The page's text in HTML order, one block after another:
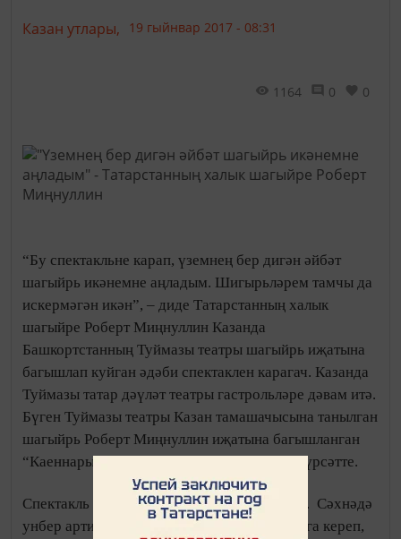
Казан утлары, 19 гыйнвар 2017 - 08:31
1164 0 0
“Бу спектакльне карап, үземнең бер дигән әйбәт
шагыйрь икәнемне аңладым. Шигырьләрем тамчы да
искермәгән икән”, – диде Татарстанның халык
шагыйре Роберт Миңнуллин Казанда
Башкортстанның Туймазы театры шагыйрь иҗатына
багышлап куйган әдәби спектаклен карагач. Казанда
Туймазы татар дәүләт театры гастрольләре дәвам итә.
Бүген Туймазы театры Казан тамашачысына танылган
шагыйрь Роберт Миңнуллин иҗатына багышланган
“Каеннарым белән...” шигъри спектаклен күрсәтте.
Спектакль театрның Кече залында уйналды. Сәхнәдә
унбер артист бер сәгатьтән артык образларга кереп,